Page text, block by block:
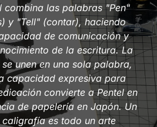
combina las palabras "Pen"
y "Tell" (contar), haciendo
de comunicación y
de la escritura. La
unen en una sola palabra,
capacidad expresiva para
convierte a Pentel en
de papelería en Japón. Un
es todo un arte